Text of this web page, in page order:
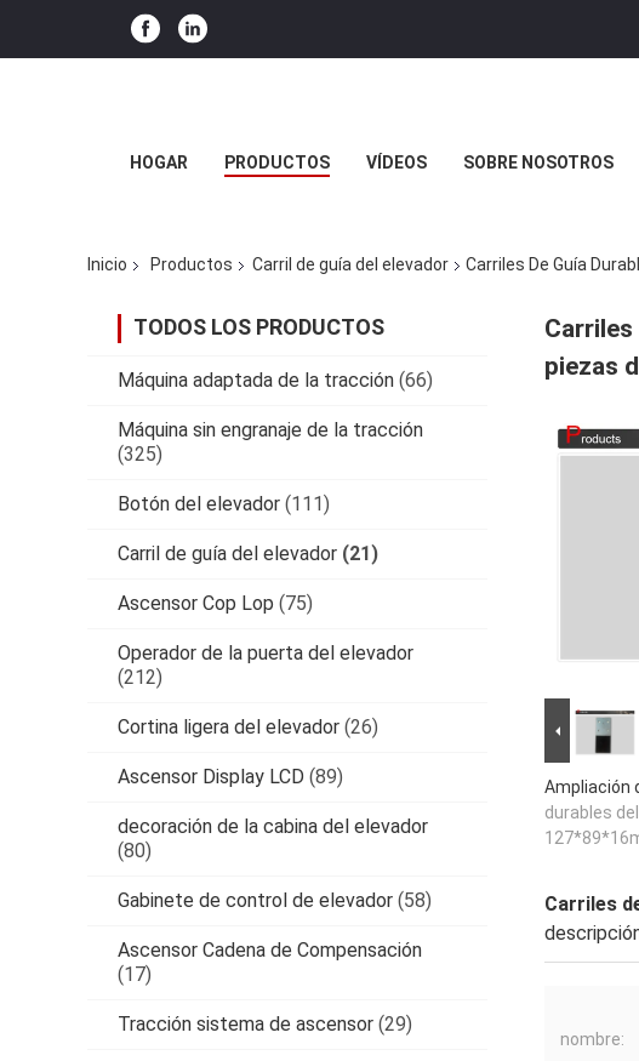
HOGAR PRODUCTOS VÍDEOS SOBRE NOSOTROS
Inicio Productos Carril de guía del elevador Carriles De Guía
TODOS LOS PRODUCTOS
Máquina adaptada de la tracción (66)
Máquina sin engranaje de la tracción
(325)
Botón del elevador (111)
Carril de guía del elevador (21)
Ascensor Cop Lop (75)
Operador de la puerta del elevador
(212)
Cortina ligera del elevador (26)
Ascensor Display LCD (89)
decoración de la cabina del elevador
(80)
Gabinete de control de elevador (58)
Ascensor Cadena de Compensación
(17)
Tracción sistema de ascensor (29)
piezas
Ampliación
durables
Carriles
nombre: